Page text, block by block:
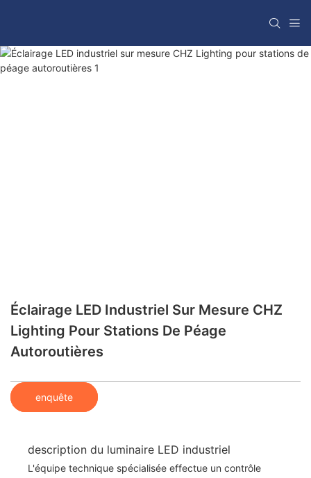
Éclairage LED Industriel Sur Mesure CHZ
Lighting Pour Stations De Péage
Autoroutières
enquête
description du luminaire LED industriel
L'équipe technique spécialisée effectue un contrôle